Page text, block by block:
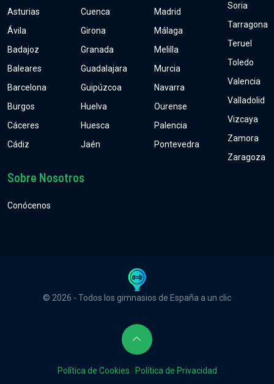
Asturias
Ávila
Badajoz
Baleares
Barcelona
Burgos
Cáceres
Cádiz
Cuenca
Girona
Granada
Guadalajara
Guipúzcoa
Huelva
Huesca
Jaén
Madrid
Málaga
Melilla
Murcia
Navarra
Ourense
Palencia
Pontevedra
Soria
Tarragona
Teruel
Toledo
Valencia
Valladolid
Vizcaya
Zamora
Zaragoza
Sobre Nosotros
Conócenos
© 2026 - Todos los gimnasios de España a un clic
Política de Cookies Política de Privacidad